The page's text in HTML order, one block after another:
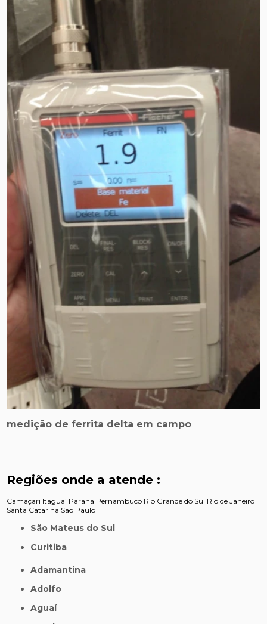
medição de ferrita delta em campo
Regiões onde a atende :
Camaçari Itaguaí Paraná Pernambuco Rio Grande do Sul Rio de Janeiro
Santa Catarina São Paulo
São Mateus do Sul
Curitiba
Adamantina
Adolfo
Aguaí